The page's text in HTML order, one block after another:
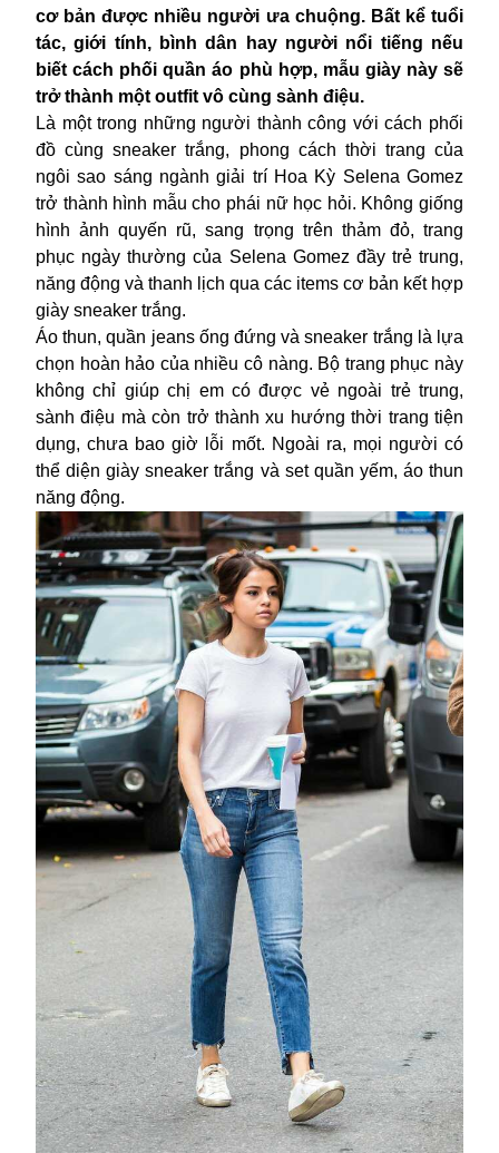
cơ bản được nhiều người ưa chuộng. Bất kể tuổi
tác, giới tính, bình dân hay người nổi tiếng nếu
biết cách phối quần áo phù hợp, mẫu giày này sẽ
trở thành một outfit vô cùng sành điệu.
Là một trong những người thành công với cách phối
đồ cùng sneaker trắng, phong cách thời trang của
ngôi sao sáng ngành giải trí Hoa Kỳ Selena Gomez
trở thành hình mẫu cho phái nữ học hỏi. Không giống
hình ảnh quyến rũ, sang trọng trên thảm đỏ, trang
phục ngày thường của Selena Gomez đầy trẻ trung,
năng động và thanh lịch qua các items cơ bản kết hợp
giày sneaker trắng.
Áo thun, quần jeans ống đứng và sneaker trắng là lựa
chọn hoàn hảo của nhiều cô nàng. Bộ trang phục này
không chỉ giúp chị em có được vẻ ngoài trẻ trung,
sành điệu mà còn trở thành xu hướng thời trang tiện
dụng, chưa bao giờ lỗi mốt. Ngoài ra, mọi người có
thể diện giày sneaker trắng và set quần yếm, áo thun
năng động.